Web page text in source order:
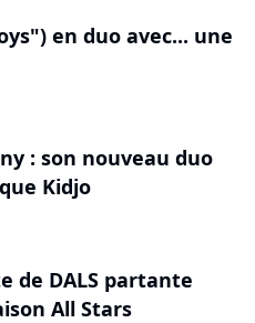
en duo avec... une
: son nouveau duo
Kidjo
de DALS partante
All Stars